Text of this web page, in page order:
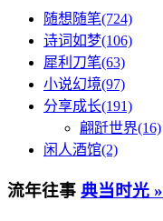
随想随笔(724)
诗词如梦(106)
犀利刀笔(63)
小说幻境(97)
分享成长(191)
翩跹世界(16)
闲人酒馆(2)
流年往事 典当时光 »